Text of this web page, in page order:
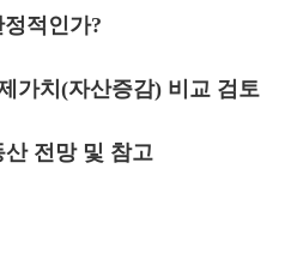
적인가?
가치(자산증감) 비교 검토
산 전망 및 참고